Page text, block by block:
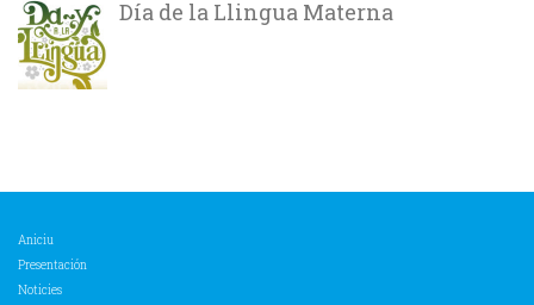
Día de la Llingua Materna
Aniciu
Presentación
Noticies